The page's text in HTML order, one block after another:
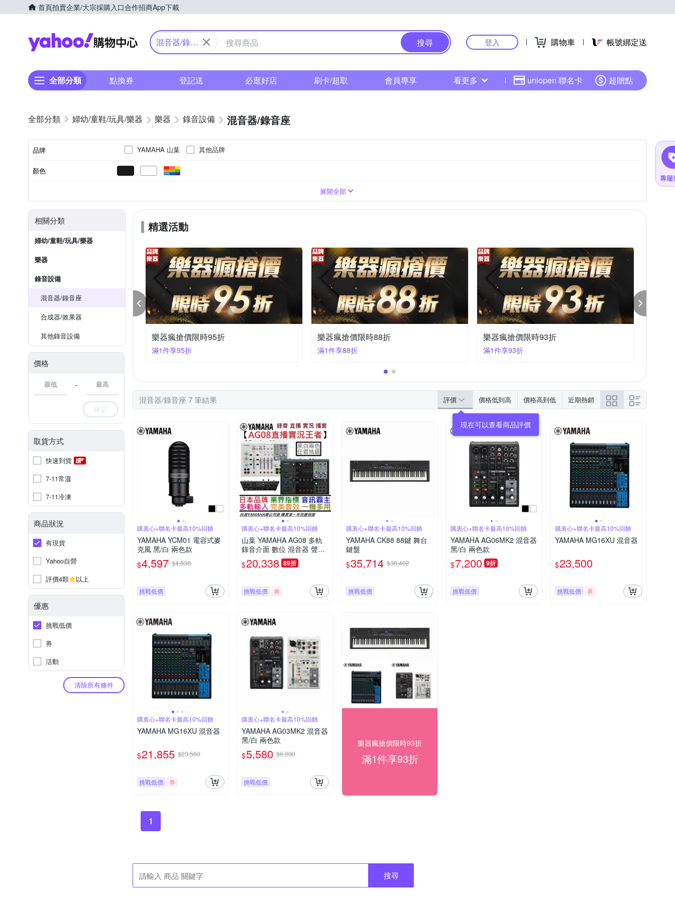
首頁拍賣企業/大宗採購入口合作招商App下載
Yahoo購物中心
混音器/錄音
搜尋 登入 購物車 帳號綁定送
全部分類 點換券 登記送 必逛好店 刷卡/超取 會員專享 看更多 uniopen 聯名卡 超贈點
婦幼/童鞋/玩具/樂器 樂器 錄音設備 混音器/錄音座
品牌 YAMAHA 山葉 其他品牌
顏色
展開全部
相關分類
婦幼/童鞋/玩具/樂器
樂器
錄音設備
混音器/錄音座
合成器/效果器
其他錄音設備
價格
-
確定
取貨方式
快速到貨
7-11常溫
7-11冷凍
商品狀況
有現貨
Yahoo自營
評價4顆
以上
優惠
挑戰低價
券
活動
清除所有條件
精選活動
樂器瘋搶價限時95折
滿1件享95折
樂器瘋搶價限時88折
滿1件享88折
樂器瘋搶價限時93折
滿1件享93折
混音器/錄音座 7 筆結果 評價 價格低到高 價格高到低 近期熱銷
現在可以查看商品評價
購衷心+聯名卡最高10%回饋
YAMAHA YCM01 電容式麥
克風 黑/白 兩色款
$4,597 $4,838
挑戰低價
購衷心+聯名卡最高10%回饋
山葉 YAMAHA AG08 多軌
錄音介面 數位 混音器 聲卡
直播 實況 錄音 Podcast 公
司貨 贈錄音軟體
$20,338 89折
挑戰低價 券
購衷心+聯名卡最高10%回饋
YAMAHA CK88 88鍵 舞台
鍵盤
$35,714 $38,402
挑戰低價
購衷心+聯名卡最高10%回饋
YAMAHA AG06MK2 混音器
黑/白 兩色款
$7,200 9折
挑戰低價
購衷心+聯名卡最高10%回饋
YAMAHA MG16XU 混音器
$23,500
挑戰低價 券
購衷心+聯名卡最高10%回饋
YAMAHA MG16XU 混音器
$21,855 $23,500
挑戰低價 券
購衷心+聯名卡最高10%回饋
YAMAHA AG03MK2 混音器
黑/白 兩色款
$5,580 $6,000
挑戰低價
樂器瘋搶價限時93折
滿1件享93折
1
搜尋